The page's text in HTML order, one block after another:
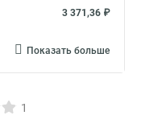
3 371,36 ₽
Показать больше
1